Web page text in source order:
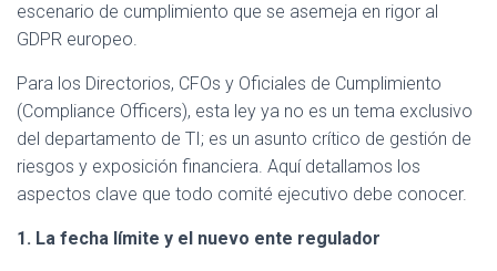
escenario de cumplimiento que se asemeja en rigor al
GDPR europeo.
Para los Directorios, CFOs y Oficiales de Cumplimiento
(Compliance Officers), esta ley ya no es un tema exclusivo
del departamento de TI; es un asunto crítico de gestión de
riesgos y exposición financiera. Aquí detallamos los
aspectos clave que todo comité ejecutivo debe conocer.
1. La fecha límite y el nuevo ente regulador